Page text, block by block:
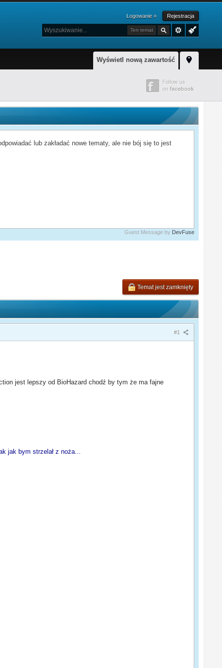
Logowanie » Rejestracja
Ten temat
Wyświetl nową zawartość
lub zakładać nowe tematy, ale nie bój się to jest
Guest Message by DevFuse
Temat jest zamknięty
#1
jest lepszy od BioHazard chodź by tym że ma fajne
jak bym strzelał z noża...